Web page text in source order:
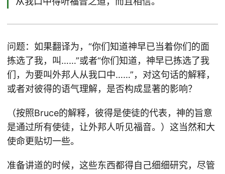
问题：如果翻译为，“你们知道神早已当着你们的面
拣选了我，叫……”或者“你们知道，神早已拣选了我
们，为要叫外邦人从我口中……”，对这句话的解释，
或者对彼得的语气理解，是否构成显著的影响？
（按照Bruce的解释，彼得是使徒的代表，神的旨意
是通过所有使徒，让外邦人听见福音。）这当然和大
使命更贴切一些。
准备讲道的时候，这些东西都得自己细细研究，尽管